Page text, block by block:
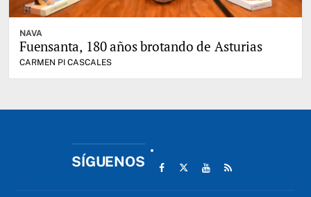
NAVA
Fuensanta, 180 años brotando de Asturias
CARMEN PI CASCALES
SÍGUENOS